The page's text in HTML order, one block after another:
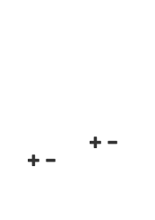
Navigationsmenü